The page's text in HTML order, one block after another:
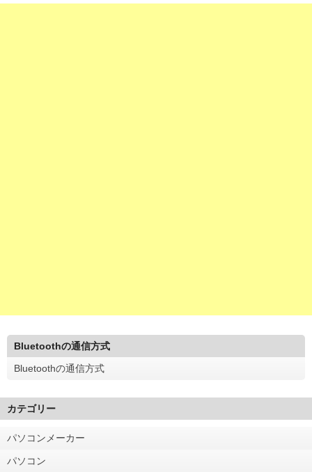
Bluetoothの通信方式
Bluetoothの通信方式
カテゴリー
パソコンメーカー
パソコン